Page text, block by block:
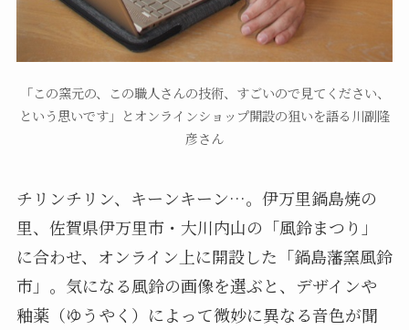
「この窯元の、この職人さんの技術、すごいので見てください、
という思いです」とオンラインショップ開設の狙いを語る川副隆
彦さん
チリンチリン、キーンキーン…。伊万里鍋島焼の
里、佐賀県伊万里市・大川内山の「風鈴まつり」
に合わせ、オンライン上に開設した「鍋島藩窯風鈴
市」。気になる風鈴の画像を選ぶと、デザインや
釉薬（ゆうやく）によって微妙に異なる音色が聞